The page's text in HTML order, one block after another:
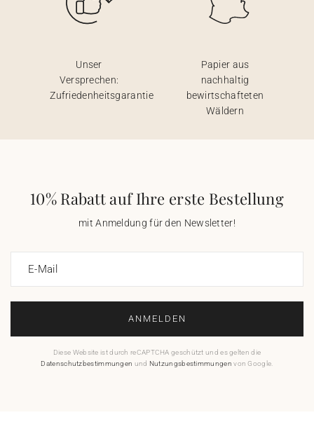
Unser
Versprechen:
Zufriedenheitsgarantie
Papier aus
nachhaltig
bewirtschafteten
Wäldern
10% Rabatt auf Ihre erste Bestellung
mit Anmeldung für den Newsletter!
E-Mail
ANMELDEN
Diese Website ist durch reCAPTCHA geschützt und es gelten die
Datenschutzbestimmungen und Nutzungsbestimmungen von Google.